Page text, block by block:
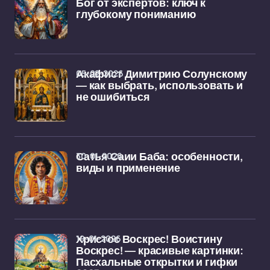
Бог от экспертов: ключ к
глубокому пониманию
Акафист Димитрию Солунскому
— как выбрать, использовать и
не ошибиться
05-02-2026
Сатья Саии Баба: особенности,
виды и применение
30-01-2026
Христос Воскрес! Воистину
Воскрес! — красивые картинки:
Пасхальные открытки и гифки
19-01-2026